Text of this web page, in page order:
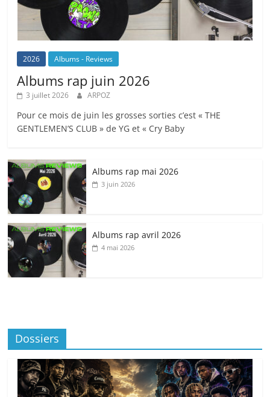
2026 Albums - Reviews
Albums rap juin 2026
3 juillet 2026 ARPOZ
Pour ce mois de juin les grosses sorties c’est « THE
GENTLEMEN’S CLUB » de YG et « Cry Baby
Albums rap mai 2026
3 juin 2026
Albums rap avril 2026
4 mai 2026
Dossiers